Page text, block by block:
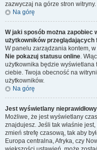
zazwyczaj na górze stron witryny.
Na górę
W jaki sposób można zapobiec
użytkowników przeglądających
W panelu zarządzania kontem, w
Nie pokazuj statusu online.
użytkownika będzie wyświetlana
ciebie. Twoja obecność na
użytkowników.
Na górę
Jest wyświetlany
Możliwe, że jest wyświetlany
znajdujesz. Jeśli tak właśnie
zmień strefę czasową, tak aby
Europa centralna, Afryka, czy